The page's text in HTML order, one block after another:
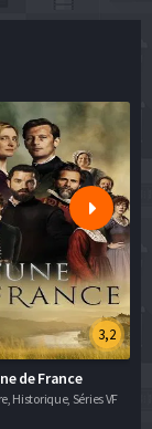
3,2
de France
Historique, Séries VF